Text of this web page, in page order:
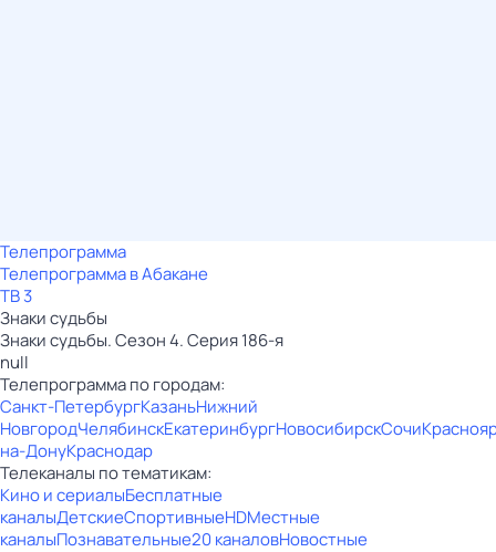
Телепрограмма
Телепрограмма в Абакане
ТВ 3
Знаки судьбы
Знаки судьбы. Сезон 4. Серия 186-я
null
Телепрограмма по городам:
Санкт-ПетербургКазаньНижний
НовгородЧелябинскЕкатеринбургНовосибирскСочи
на-ДонуКраснодар
Телеканалы по тематикам:
Кино и сериалыБесплатные
каналыДетскиеСпортивныеHDМестные
каналыПознавательные20 каналовНовостные